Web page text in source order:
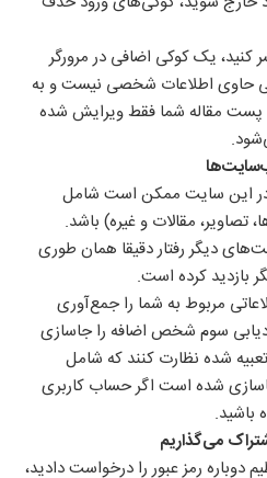
کنید، یک کوکی اضافی در مرورگر
حاوی اطلاعات شخصی نیست و به
مقاله شما فقط ویرایش شده
در این سایت ممکن است شامل
تصاویر، مقالات و غیره) باشد.
دیگر رفتار دقیقا همان طوری
بازدید کرده است.
مربوط به شما را جمع‌آوری
ردیابی سوم شخص اضافه را جاسازی
شده نظارت کنند که شامل
شده است اگر حساب کاربری
باشید.
می‌گذاریم
دوباره رمز عبور را درخواست دادید،